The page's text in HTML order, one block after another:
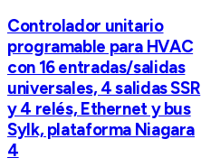
Controlador unitario
programable para HVAC
con 16 entradas/salidas
universales, 4 salidas SSR
y 4 relés, Ethernet y bus
Sylk, plataforma Niagara
4